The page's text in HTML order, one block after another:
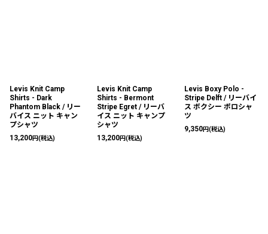
Levis Knit Camp
Shirts - Dark
Phantom Black / リー
バイス ニット キャン
プシャツ
13,200円(税込)
Levis Knit Camp
Shirts - Bermont
Stripe Egret / リーバ
イス ニット キャンプ
シャツ
13,200円(税込)
Levis Boxy Polo -
Stripe Delft / リーバイ
ス ボクシー ポロシャ
ツ
9,350円(税込)